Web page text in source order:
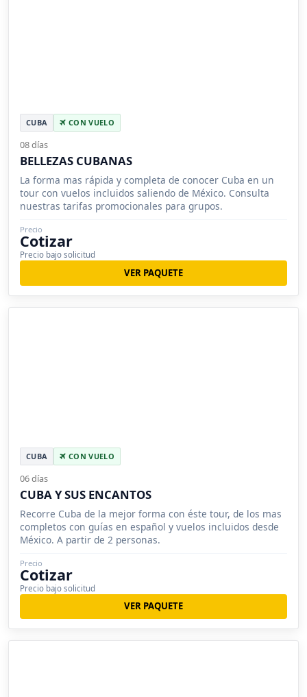
CUBA CON VUELO
08 días
BELLEZAS CUBANAS
La forma mas rápida y completa de conocer Cuba en un
tour con vuelos incluidos saliendo de México. Consulta
nuestras tarifas promocionales para grupos.
Precio
Cotizar
Precio bajo solicitud
VER PAQUETE
CUBA CON VUELO
06 días
CUBA Y SUS ENCANTOS
Recorre Cuba de la mejor forma con éste tour, de los mas
completos con guías en español y vuelos incluidos desde
México. A partir de 2 personas.
Precio
Cotizar
Precio bajo solicitud
VER PAQUETE